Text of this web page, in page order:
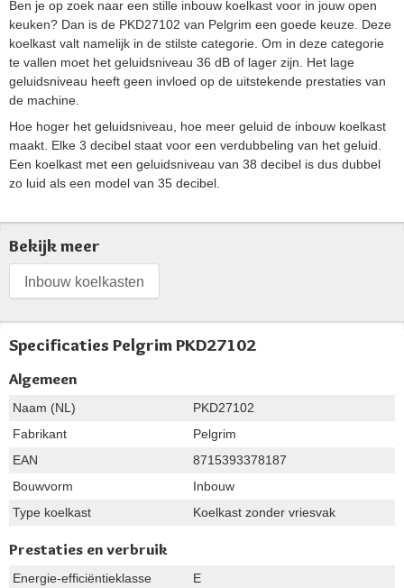
Ben je op zoek naar een stille inbouw koelkast voor in jouw open
keuken? Dan is de PKD27102 van Pelgrim een goede keuze. Deze
koelkast valt namelijk in de stilste categorie. Om in deze categorie
te vallen moet het geluidsniveau 36 dB of lager zijn. Het lage
geluidsniveau heeft geen invloed op de uitstekende prestaties van
de machine.
Hoe hoger het geluidsniveau, hoe meer geluid de inbouw koelkast
maakt. Elke 3 decibel staat voor een verdubbeling van het geluid.
Een koelkast met een geluidsniveau van 38 decibel is dus dubbel
zo luid als een model van 35 decibel.
Bekijk meer
Inbouw koelkasten
Specificaties Pelgrim PKD27102
Algemeen
Naam (NL)
PKD27102
Fabrikant
Pelgrim
EAN
8715393378187
Bouwvorm
Inbouw
Type koelkast
Koelkast zonder vriesvak
Prestaties en verbruik
Energie-efficiëntieklasse
E